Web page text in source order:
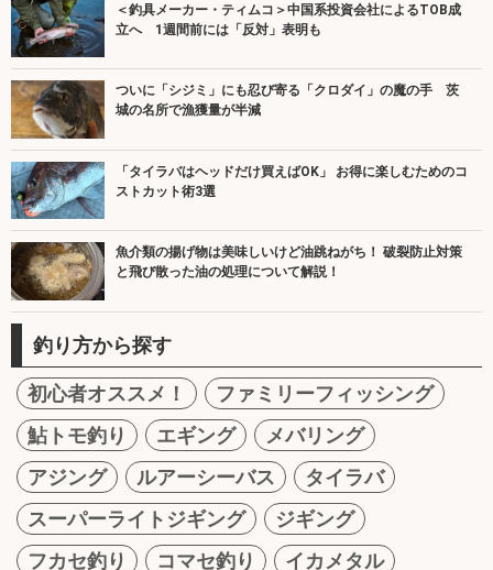
＜釣具メーカー・ティムコ＞中国系投資会社によるTOB成
立へ 1週間前には「反対」表明も
ついに「シジミ」にも忍び寄る「クロダイ」の魔の手 茨
城の名所で漁獲量が半減
「タイラバはヘッドだけ買えばOK」 お得に楽しむためのコ
ストカット術3選
魚介類の揚げ物は美味しいけど油跳ねがち！ 破裂防止対策
と飛び散った油の処理について解説！
釣り方から探す
初心者オススメ！
ファミリーフィッシング
鮎トモ釣り
エギング
メバリング
アジング
ルアーシーバス
タイラバ
スーパーライトジギング
ジギング
フカセ釣り
コマセ釣り
イカメタル